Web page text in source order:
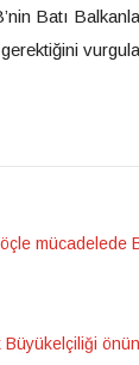
Batı
mücadelede